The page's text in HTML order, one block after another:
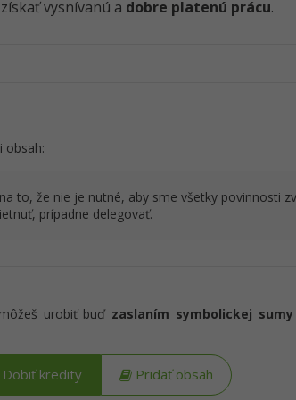
vysnívanú a dobre platenú prácu.
obsah:
to, že nie je nutné, aby sme všetky povinnosti
prípadne delegovať.
urobiť buď zaslaním symbolickej sumy
Dobiť kredity Pridať obsah